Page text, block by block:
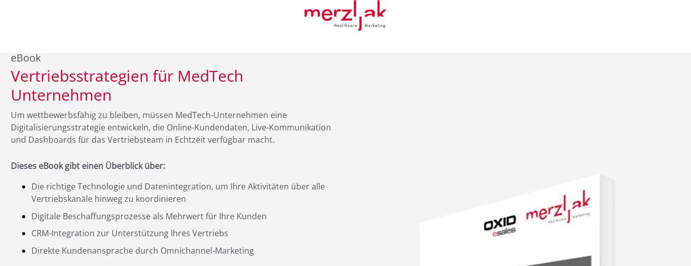
eBook
Vertriebsstrategien für MedTech
Unternehmen
Um wettbewerbsfähig zu bleiben, müssen MedTech-Unternehmen eine
Digitalisierungsstrategie entwickeln, die Online-Kundendaten, Live-Kommunikation
und Dashboards für das Vertriebsteam in Echtzeit verfügbar macht.
Dieses eBook gibt einen Überblick über:
Die richtige Technologie und Datenintegration, um Ihre Aktivitäten über alle
Vertriebskanäle hinweg zu koordinieren
Digitale Beschaffungsprozesse als Mehrwert für Ihre Kunden
CRM-Integration zur Unterstützung Ihres Vertriebs
Direkte Kundenansprache durch Omnichannel-Marketing